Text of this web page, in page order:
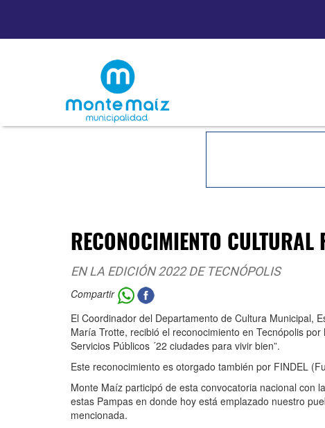
RECONOCIMIENTO
EN LA EDICIÓN 2022 DE TECNÓPOLIS
Compartir
El Coordinador del Departamento de Cultura Municipal,
María Trotte, recibió el reconocimiento en Tecnópolis
Servicios Públicos ´22 ciudades para vivir bien”.
Este reconocimiento es otorgado también por FINDEL
Monte Maíz participó de esta convocatoria nacional con
estas Pampas en donde hoy está emplazado nuestro
mencionada.